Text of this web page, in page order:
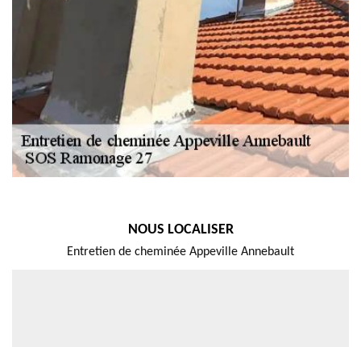
NOUS LOCALISER
Entretien de cheminée Appeville Annebault